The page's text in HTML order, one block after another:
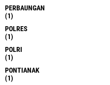
PERBAUNGAN
(1)
POLRES
(1)
POLRI
(1)
PONTIANAK
(1)